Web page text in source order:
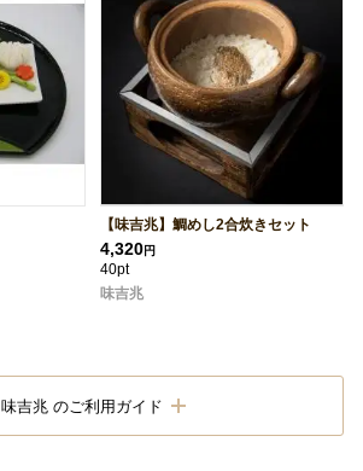
【味吉兆】鯛めし2合炊きセット
4,320円
40pt
味吉兆
味吉兆 のご利用ガイド